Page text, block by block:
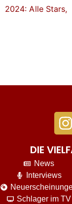
DIE
News
Interviews
Schlager im TV